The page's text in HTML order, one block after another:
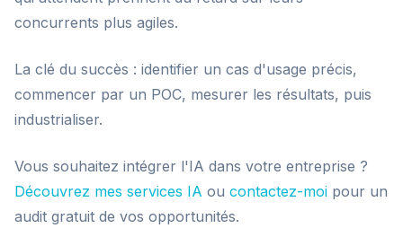
concurrents plus agiles.
La clé du succès : identifier un cas d'usage précis,
commencer par un POC, mesurer les résultats, puis
industrialiser.
Vous souhaitez intégrer l'IA dans votre entreprise ?
Découvrez mes services IA ou contactez-moi pour un
audit gratuit de vos opportunités.